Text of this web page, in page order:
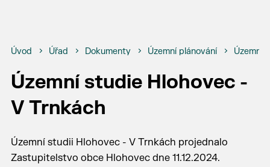
Úvod Úřad Dokumenty Územní plánování Územní
Územní studie Hlohovec -
V Trnkách
Územní studii Hlohovec - V Trnkách projednalo
Zastupitelstvo obce Hlohovec dne 11.12.2024.